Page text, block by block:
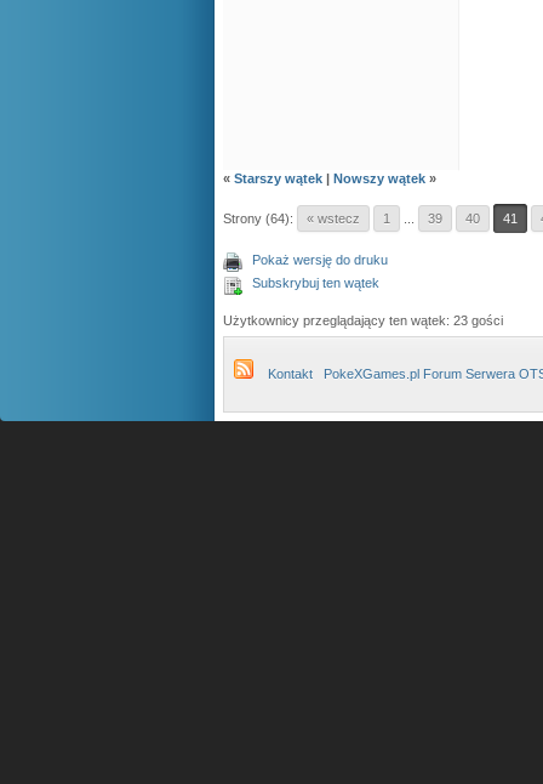
« Starszy wątek | Nowszy wątek »
Strony (64): « wstecz 1 39 40 41
Pokaż wersję do druku
Subskrybuj ten wątek
Użytkownicy przeglądający ten wątek: 23 gości
Kontakt PokeXGames.pl Forum Serwera